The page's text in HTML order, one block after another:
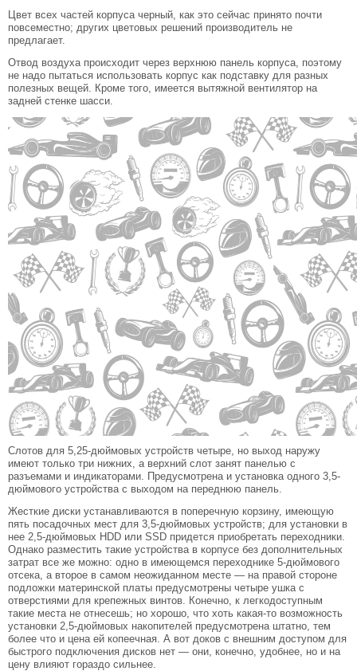
Цвет всех частей корпуса черный, как это сейчас принято почти
повсеместно; других цветовых решений производитель не
предлагает.
Отвод воздуха происходит через верхнюю панель корпуса, поэтому
не надо пытаться использовать корпус как подставку для разных
полезных вещей. Кроме того, имеется вытяжной вентилятор на
задней стенке шасси.
Слотов для 5,25-дюймовых устройств четыре, но выход наружу
имеют только три нижних, а верхний слот занят панелью с
разъемами и индикаторами. Предусмотрена и установка одного 3,5-
дюймового устройства с выходом на переднюю панель.
Жесткие диски устанавливаются в поперечную корзину, имеющую
пять посадочных мест для 3,5-дюймовых устройств; для установки в
нее 2,5-дюймовых HDD или SSD придется приобретать переходники.
Однако разместить такие устройства в корпусе без дополнительных
затрат все же можно: одно в имеющемся переходнике 5-дюймового
отсека, а второе в самом неожиданном месте — на правой стороне
подложки материнской платы предусмотрены четыре ушка с
отверстиями для крепежных винтов. Конечно, к легкодоступным
такие места не отнесешь; но хорошо, что хоть какая-то возможность
установки 2,5-дюймовых накопителей предусмотрена штатно, тем
более что и цена ей копеечная. А вот доков с внешним доступом для
быстрого подключения дисков нет — они, конечно, удобнее, но и на
цену влияют гораздо сильнее.